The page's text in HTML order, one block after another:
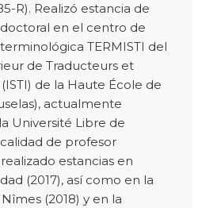
R). Realizó estancia de
en el centro de
TERMISTI del
de Traducteurs et
de la Haute École de
actualmente
Université Libre de
de profesor
estancias en
(2017), así como en la
(2018) y en la